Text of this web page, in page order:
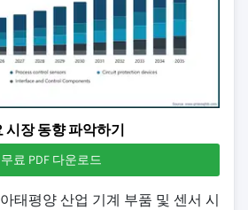
시장 동향 파악하기
무료 PDF 다운로드
태평양 산업 기계 부품 및 센서 시